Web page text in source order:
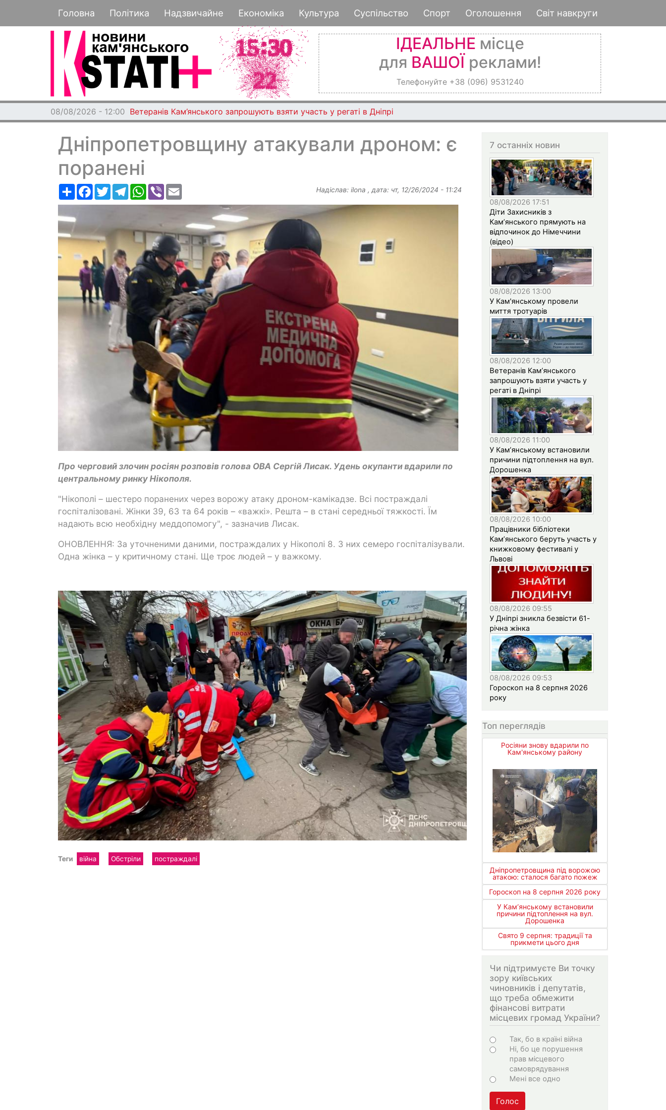
до
основного
Основная навигация
Головна Політика Надзвичайне Економіка Культура Суспільство Спорт Оголошення Світ навкруги
ІДЕАЛЬНЕ місце
для ВАШОЇ реклами!
Телефонуйте +38 (096) 9531240
08/08/2026 - 12:00 Ветеранів Кам’янського запрошують взяти участь у регаті в Дніпрі
Дніпропетровщину атакували дроном: є
поранені
РесурсFacebook
TwitterTelegramWhatsApp
Viber Надіслав: ilona , дата: чт, 12/26/2024 - 11:24
Про черговий злочин росіян розповів голова ОВА Сергій Лисак. Удень окупанти вдарили по
центральному ринку Нікополя.
"Нікополі – шестеро поранених через ворожу атаку дроном-камікадзе. Всі постраждалі
госпіталізовані. Жінки 39, 63 та 64 років – «важкі». Решта – в стані середньої тяжкості. Їм
надають всю необхідну меддопомогу", - зазначив Лисак.
ОНОВЛЕННЯ: За уточненими даними, постраждалих у Нікополі 8. З них семеро госпіталізували.
Одна жінка – у критичному стані. Ще троє людей – у важкому.
Теги війна Обстріли постраждалі
7 останніх новин
08/08/2026 17:51
Діти Захисників з
Кам’янського прямують на
відпочинок до Німеччини
(відео)
08/08/2026 13:00
У Кам'янському провели
миття тротуарів
08/08/2026 12:00
Ветеранів Кам’янського
запрошують взяти участь у
регаті в Дніпрі
08/08/2026 11:00
У Кам’янському встановили
причини підтоплення на вул.
Дорошенка
08/08/2026 10:00
Працівники бібліотеки
Кам’янського беруть участь у
книжковому фестивалі у
Львові
08/08/2026 09:55
У Дніпрі зникла безвісти 61-
річна жінка
08/08/2026 09:53
Гороскоп на 8 серпня 2026
року
Топ переглядів
Росіяни знову вдарили по
Кам'янському району
Дніпропетровщина під ворожою
атакою: сталося багато пожеж
Гороскоп на 8 серпня 2026 року
У Кам’янському встановили
причини підтоплення на вул.
Дорошенка
Свято 9 серпня: традиції та
прикмети цього дня
Чи підтримуєте Ви точку
зору київських
чиновників і депутатів,
що треба обмежити
фінансові витрати
місцевих громад України?
Варіанти
Так, бо в країні війна
Ні, бо це порушення
прав місцевого
самоврядування
Мені все одно
Голос